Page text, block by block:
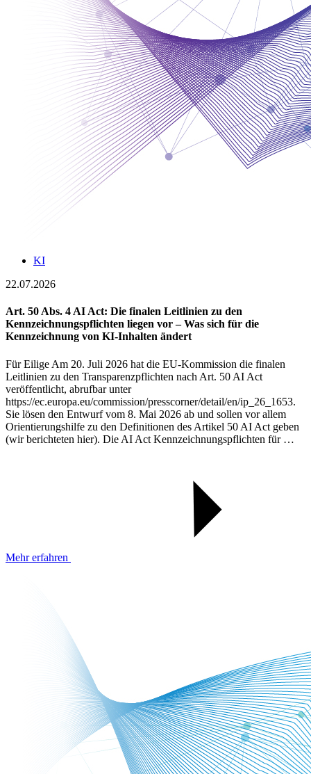
KI
22.07.2026
Art. 50 Abs. 4 AI Act: Die finalen Leitlinien zu den
Kennzeichnungspflichten liegen vor – Was sich für die
Kennzeichnung von KI-Inhalten ändert
Für Eilige Am 20. Juli 2026 hat die EU-Kommission die finalen
Leitlinien zu den Transparenzpflichten nach Art. 50 AI Act
veröffentlicht, abrufbar unter
https://ec.europa.eu/commission/presscorner/detail/en/ip_26_1653.
Sie lösen den Entwurf vom 8. Mai 2026 ab und sollen vor allem
Orientierungshilfe zu den Definitionen des Artikel 50 AI Act geben
(wir berichteten hier). Die AI Act Kennzeichnungspflichten für …
Mehr erfahren